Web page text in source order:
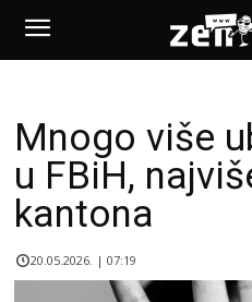
Mnogo više
u FBiH,
kantona
20.05.2026. | 07:19